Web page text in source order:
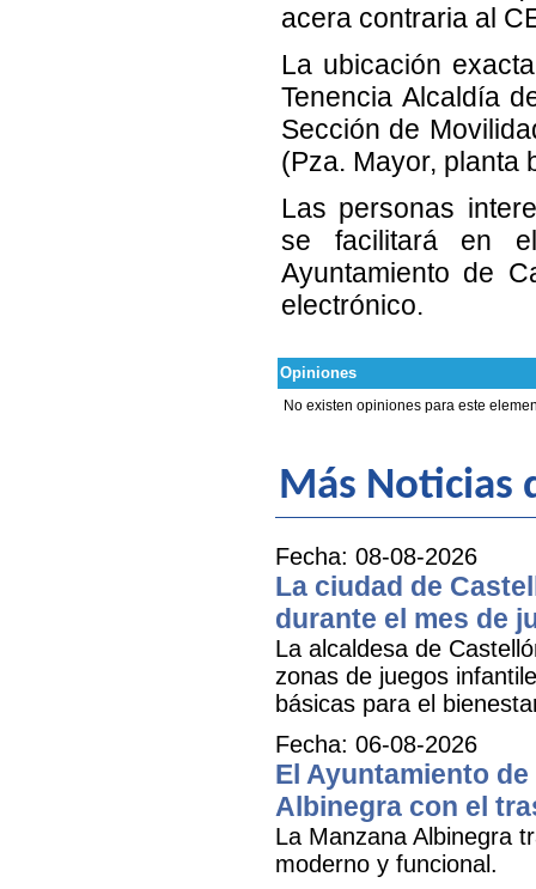
acera contraria al
La ubicación
Tenencia Alcaldía
Sección de
(Pza. Mayor, planta
Las personas
se facilitará en
Ayuntamiento de
electrónico.
Opiniones
No existen opiniones para este
Más Noticias
Fecha: 08-08-2026
La ciudad de
durante el mes de
La alcaldesa de
zonas de juegos
básicas para el
Fecha: 06-08-2026
El Ayuntamiento
Albinegra con el
La Manzana Albinegra
moderno y funcional.